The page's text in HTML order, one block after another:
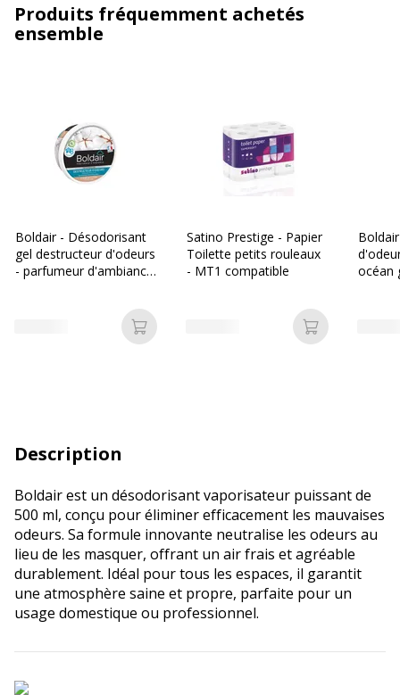
Produits fréquemment achetés
ensemble
Boldair - Désodorisant
gel destructeur d'odeurs
- parfumeur d'ambiance
Ajouter au panier
Satino Prestige - Papier
Toilette petits rouleaux
- MT1 compatible
Ajouter au
océan
Description
Boldair est un désodorisant vaporisateur puissant de
500 ml, conçu pour éliminer efficacement les mauvaises
odeurs. Sa formule innovante neutralise les odeurs au
lieu de les masquer, offrant un air frais et agréable
durablement. Idéal pour tous les espaces, il garantit
une atmosphère saine et propre, parfaite pour un
usage domestique ou professionnel.